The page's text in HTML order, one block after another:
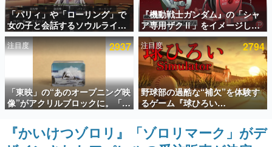
アプリセール情報
インタビュー
連載・特集一覧
殿堂入り記事
SNS拡散数が数千以上！ ページビュー数万以上！ などな
ど。多くの人々に読まれた、電ファミ渾身の“殿堂入り”記
事をまとめました。
ゲームの企画書
名作ゲームクリエイターの方々に製作時のエピソードをお
「パリィ」や「ローリング」で
女の子と会話するソウルライク
恋愛ゲーム『小早川さんはソウ
ルライク』無料公開。返事に失
敗すると「YOU DIED」
『機動戦士ガンダム』の「シャ
ア専用ザクⅡ」をイメージした
散水ホースリールが予約開始。
本体にはシャアのパーソナルマ
ークやジオン公国軍のエンブレ
ム、型式番号などを配置
注目度 2937
「東映」の“あのオープニング映
像”がアクリルブロックに。「東
映ヒストリカル グッズコレクシ
ョン」が8月下旬より発売
注目度 2794
野球部の過酷な“補欠”を体験す
るゲーム『球ひろい
Simulator』が「1件」のウィッ
シュリストをもとにチェコ語に
対応しSNSで話題に。『キング
『かいけつゾロリ』「ゾロリマーク」がデ